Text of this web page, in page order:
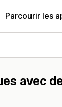
Parcourir les
avec